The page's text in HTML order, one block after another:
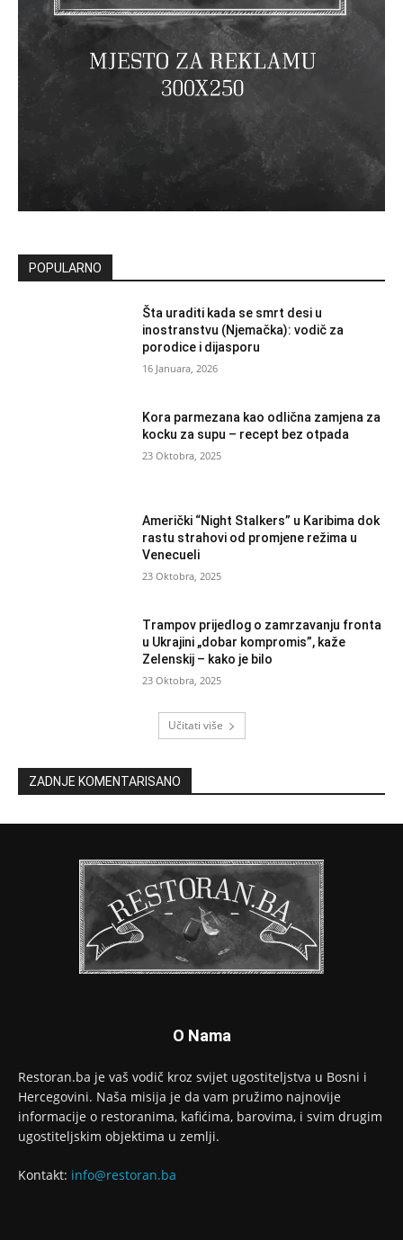
POPULARNO
Šta uraditi kada se smrt desi u
inostranstvu (Njemačka): vodič za
porodice i dijasporu
16 Januara, 2026
Kora parmezana kao odlična zamjena za
kocku za supu – recept bez otpada
23 Oktobra, 2025
Američki “Night Stalkers” u Karibima dok
rastu strahovi od promjene režima u
Venecueli
23 Oktobra, 2025
Trampov prijedlog o zamrzavanju fronta
u Ukrajini „dobar kompromis”, kaže
Zelenskij – kako je bilo
23 Oktobra, 2025
Učitati više
ZADNJE KOMENTARISANO
O Nama
Restoran.ba je vaš vodič kroz svijet ugostiteljstva u Bosni i
Hercegovini. Naša misija je da vam pružimo najnovije
informacije o restoranima, kafićima, barovima, i svim drugim
ugostiteljskim objektima u zemlji.
Kontakt: info@restoran.ba